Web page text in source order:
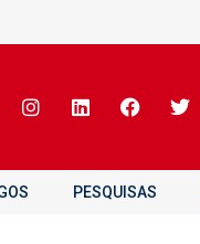
PESQUISAS